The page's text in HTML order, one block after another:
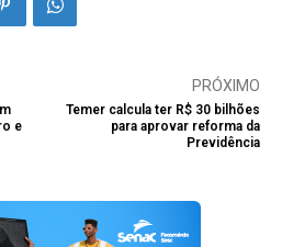
e
PRÓXIMO
Temer calcula ter R$ 30 bilhões
para aprovar reforma da
Previdência